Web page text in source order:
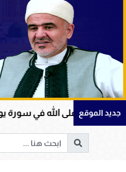
جديد الموقع
الله في سورة يوسف